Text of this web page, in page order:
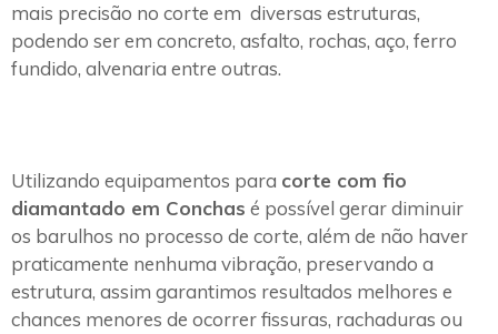
mais precisão no corte em diversas estruturas,
podendo ser em concreto, asfalto, rochas, aço, ferro
fundido, alvenaria entre outras.
Utilizando equipamentos para corte com fio
diamantado em Conchas é possível gerar diminuir
os barulhos no processo de corte, além de não haver
praticamente nenhuma vibração, preservando a
estrutura, assim garantimos resultados melhores e
chances menores de ocorrer fissuras, rachaduras ou